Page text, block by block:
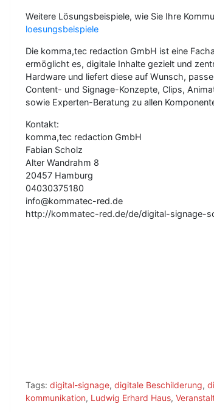
Weitere Lösungsbeispiele, wie Sie Ihre
loesungsbeispiele
Die komma,tec redaction GmbH ist eine
ermöglicht es, digitale Inhalte gezielt und
Hardware und liefert diese auf Wunsch,
Content- und Signage-Konzepte, Clips,
sowie Experten-Beratung zu allen
Kontakt:
komma,tec redaction GmbH
Fabian Scholz
Alter Wandrahm 8
20457 Hamburg
04030375180
info@kommatec-red.de
http://kommatec-red.de/de/digital-signage-
Tags: digital-signage, digitale Beschilderung,
kommunikation, Ludwig Erhard Haus,